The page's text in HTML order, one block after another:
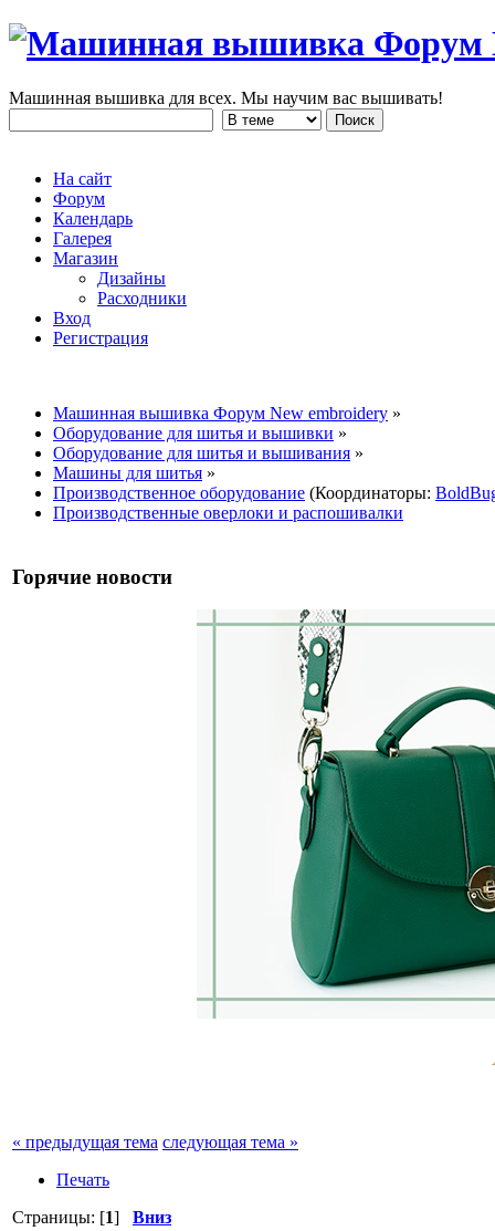
Машинная вышивка для всех. Мы научим вас вышивать!
На сайт
Форум
Календарь
Галерея
Магазин
Дизайны
Расходники
Вход
Регистрация
Машинная вышивка Форум New embroidery »
Оборудование для шитья и вышивки »
Оборудование для шитья и вышивания »
Машины для шитья »
Производственное оборудование (Координаторы:
Производственные оверлоки и распошивалки
Горячие новости
« предыдущая тема следующая тема »
Печать
Страницы: [1] Вниз